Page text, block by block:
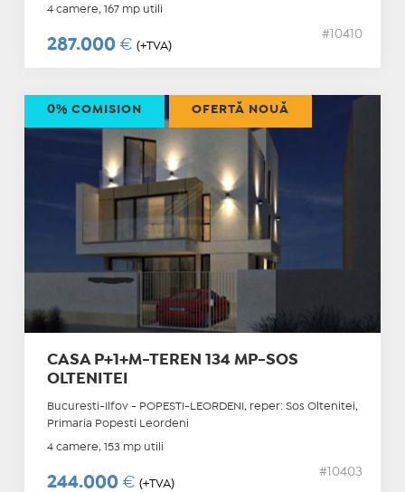
4 camere, 167 mp utili
287.000 € (+TVA)
#10410
CASA P+1+M-TEREN 134 MP-SOS
OLTENITEI
Bucuresti-Ilfov - POPESTI-LEORDENI, reper: Sos Oltenitei,
Primaria Popesti Leordeni
4 camere, 153 mp utili
244.000 € (+TVA)
#10403
0% COMISION OFERTĂ NOUĂ